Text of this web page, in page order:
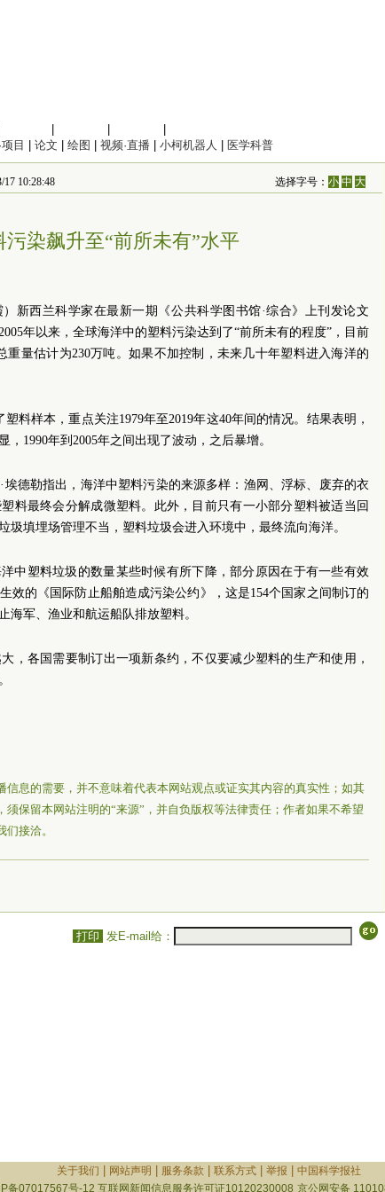
目 论文 绘图 视频·直播 小柯机器人 医学科普
10:28:48 选择字号：小 中 大
污染飙升至“前所未有”水平
新西兰科学家在最新一期《公共科学图书馆·综合》上刊发论文
年以来，全球海洋中的塑料污染达到了“前所未有的程度”，目前
重量估计为230万吨。如果不加控制，未来几十年塑料进入海洋的
料样本，重点关注1979年至2019年这40年间的情况。结果表明，
，1990年到2005年之间出现了波动，之后暴增。
德勒指出，海洋中塑料污染的来源多样：渔网、浮标、废弃的衣
料最终会分解成微塑料。此外，目前只有一小部分塑料被适当回
圾填埋场管理不当，塑料垃圾会进入环境中，最终流向海洋。
中塑料垃圾的数量某些时候有所下降，部分原因在于有一些有效
效的《国际防止船舶造成污染公约》，这是154个国家之间制订的
海军、渔业和航运船队排放塑料。
，各国需要制订出一项新条约，不仅要减少塑料的生产和使用，
信息的需要，并不意味着代表本网站观点或证实其内容的真实性；如其
保留本网站注明的“来源”，并自负版权等法律责任；作者如果不希望
接洽。
打印 发E-mail给：
关于我们 网站声明 服务条款 联系方式| 举报
中国科学报社
备07017567号-12 互联网新闻信息服务许可证10120230008 京公网安备